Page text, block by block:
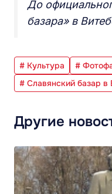
До
базара» в
# Культура
#
# Славянский базар в
Другие